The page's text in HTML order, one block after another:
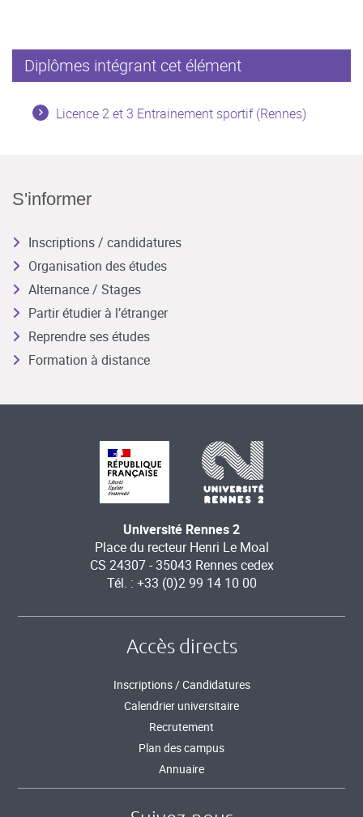
Diplômes intégrant cet élément
Licence 2 et 3 Entrainement sportif (Rennes)
S'informer
Inscriptions / candidatures
Organisation des études
Alternance / Stages
Partir étudier à l’étranger
Reprendre ses études
Formation à distance
Université Rennes 2
Place du recteur Henri Le Moal
CS 24307 - 35043 Rennes cedex
Tél. : +33 (0)2 99 14 10 00
Accès directs
Inscriptions / Candidatures
Calendrier universitaire
Recrutement
Plan des campus
Annuaire